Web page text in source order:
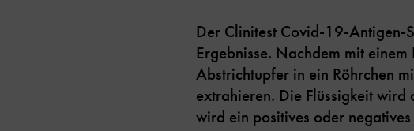
Der Clinitest Covid-19-Antigen-
Ergebnisse. Nachdem mit
Abstrichtupfer in ein Röhrchen
extrahieren. Die Flüssigkeit wird
wird ein positives oder